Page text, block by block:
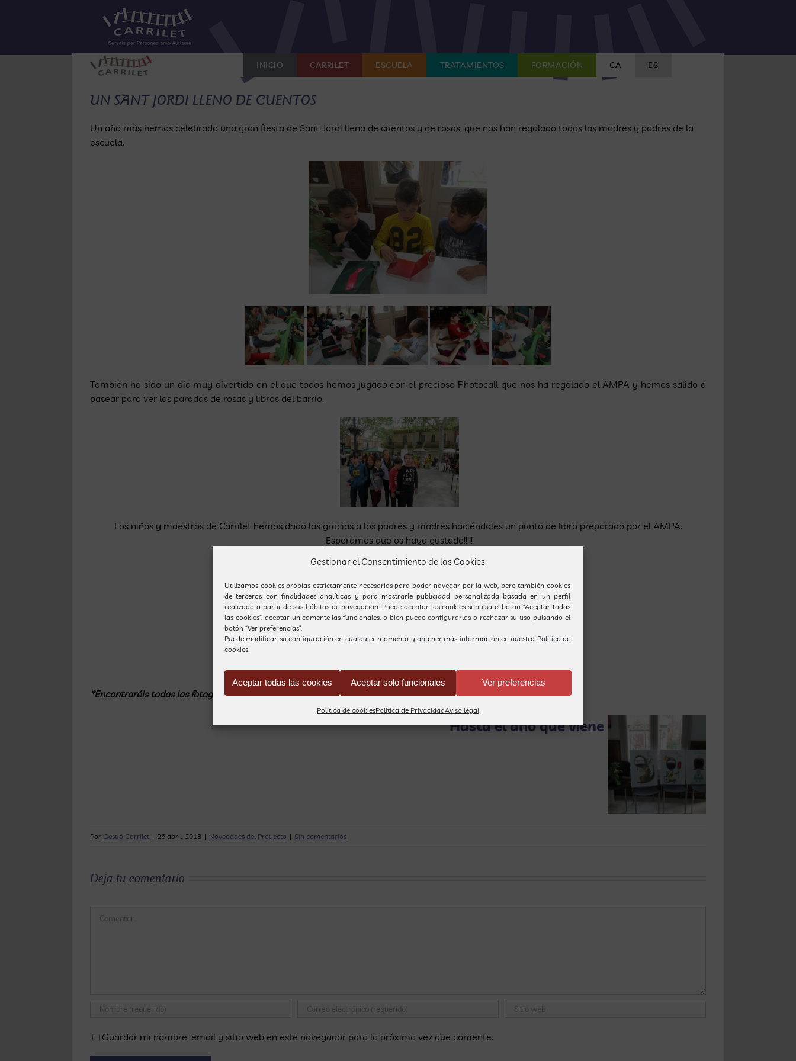
Gestionar el Consentimiento de las Cookies
Utilizamos cookies propias estrictamente necesarias para poder navegar por la web, pero también cookies
de terceros con finalidades analíticas y para mostrarle publicidad personalizada basada en un perfil
realizado a partir de sus hábitos de navegación. Puede aceptar las cookies si pulsa el botón “Aceptar todas
las cookies”, aceptar únicamente las funcionales, o bien puede configurarlas o rechazar su uso pulsando el
botón “Ver preferencias”.
Puede modificar su configuración en cualquier momento y obtener más información en nuestra Política de
cookies.
Aceptar todas las cookies Aceptar solo funcionales Ver preferencias
Política de cookiesPolítica de PrivacidadAviso legal
INICIO CARRILET ESCUELA TRATAMIENTOS FORMACIÓN CA ES
UN SANT JORDI LLENO DE CUENTOS
Un año más hemos celebrado una gran fiesta de Sant Jordi llena de cuentos y de rosas, que nos han regalado todas las madres y padres de la
escuela.
También ha sido un día muy divertido en el que todos hemos jugado con el precioso Photocall que nos ha regalado el AMPA y hemos salido a
pasear para ver las paradas de rosas y libros del barrio.
Los niños y maestros de Carrilet hemos dado las gracias a los padres y madres haciéndoles un punto de libro preparado por el AMPA.
¡Esperamos que os haya gustado!!!!!
*Encontraréis todas las fotografías del Photocall de Sant Jordi en la galería fotográfica
Hasta el año que viene
Por Gestió Carrilet | 26 abril, 2018 | Novedades del Proyecto | Sin comentarios
Deja tu comentario
Guardar mi nombre, email y sitio web en este navegador para la próxima vez que comente.